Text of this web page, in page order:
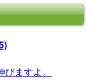
ますよ。